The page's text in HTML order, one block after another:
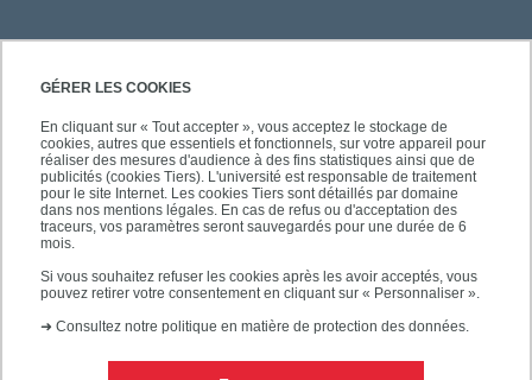
GÉRER LES COOKIES
En cliquant sur « Tout accepter », vous acceptez le stockage de
cookies, autres que essentiels et fonctionnels, sur votre appareil pour
réaliser des mesures d'audience à des fins statistiques ainsi que de
publicités (cookies Tiers). L'université est responsable de traitement
pour le site Internet. Les cookies Tiers sont détaillés par domaine
dans nos mentions légales. En cas de refus ou d'acceptation des
traceurs, vos paramètres seront sauvegardés pour une durée de 6
mois.
Si vous souhaitez refuser les cookies après les avoir acceptés, vous
pouvez retirer votre consentement en cliquant sur « Personnaliser ».
➜ Consultez notre politique en matière de protection des données.